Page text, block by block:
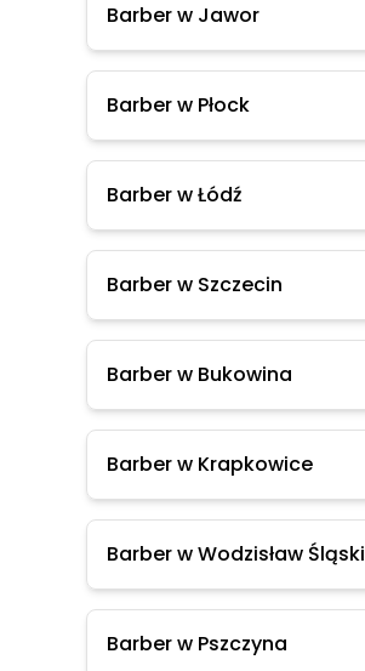
Barber w Jawor
Barber w Płock
Barber w Łódź
Barber w Szczecin
Barber w Bukowina
Barber w Krapkowice
Barber w Wodzisław Śląski
Barber w Pszczyna